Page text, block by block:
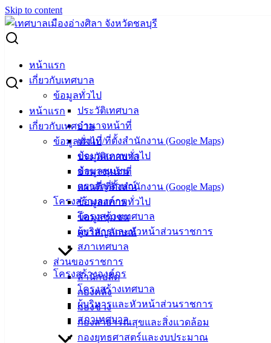
Skip to content
หน้าแรก
เกี่ยวกับเทศบาล
ข้อมูลทั่วไป
ประวัติเทศบาล
อำนาจหน้าที่
แผนที่/ที่ตั้งสำนักงาน (Google Maps)
ข้อมูลสภาพทั่วไป
ข้อมูลชุมชน
ตราสัญลักษณ์
โครงสร้างองค์กร
โครงสร้างเทศบาล
ผู้บริหารและหัวหน้าส่วนราชการ
สภาเทศบาล
ส่วนของราชการ
สำนักปลัด
กองคลัง
กองช่าง
กองสาธารณสุขและสิ่งแวดล้อม
กองยุทธศาสตร์และงบประมาณ
หน้าแรก
เกี่ยวกับเทศบาล
ข้อมูลทั่วไป
ประวัติเทศบาล
อำนาจหน้าที่
แผนที่/ที่ตั้งสำนักงาน (Google Maps)
ข้อมูลสภาพทั่วไป
ข้อมูลชุมชน
ตราสัญลักษณ์
โครงสร้างองค์กร
โครงสร้างเทศบาล
ผู้บริหารและหัวหน้าส่วนราชการ
สภาเทศบาล
Search for:
รับสมัครนักเรียนเพื่อเข้าเรียนในศูนย์พัฒนาเด็กเล็กเทศบาล
เมืองอ่างศิลา เฉลิมพระเกียรติ ประจำปีการศึกษา 2566
รับสมัครนักเรียนเพื่อเข้าเรียนในศูนย์
พัฒนาเด็กเล็กเทศบาลเมืองอ่างศิลา
เฉลิมพระเกียรติ ประจำปีการศึกษา 2566
มกราคม 30, 2023กุมภาพันธ์ 2, 2023
vichakarn
ข่าวสารน่ารู้
รับสมัครนักเรียนเพื่อเข้าเรียนในศูนย์พัฒนาเด็กเล็กเทศบาล
ดาวน์โหลด
เทศบาล